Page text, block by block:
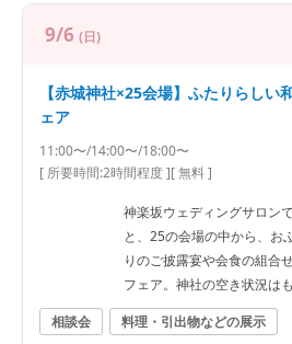
9/6 (日)
【赤城神社×25会場】ふたりらし
ェア
11:00〜/14:00〜/18:00〜
[ 所要時間:2時間程度][ 無料 ]
神楽坂ウェディングサロン
と、25の会場の中から、お
りのご披露宴や会食の組合
フェア。神社の空き状況は
予算など、ご希望に合わせ
します。神社結婚式のプロに
相談会 料理・引出物などの展示